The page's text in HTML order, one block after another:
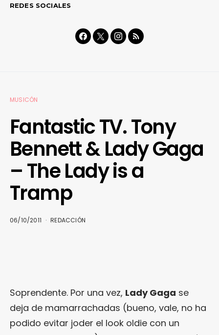
REDES SOCIALES
MUSICÓN
Fantastic TV. Tony
Bennett & Lady Gaga
– The Lady is a
Tramp
06/10/2011 REDACCIÓN
Soprendente. Por una vez, Lady Gaga se
deja de mamarrachadas (bueno, vale, no ha
podido evitar joder el look oldie con un